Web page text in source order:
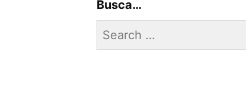
Busca…
Search
for: